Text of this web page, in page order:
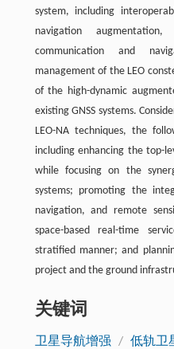
system, including
navigation
communication and
management of the LEO
of the high-dynamic
existing GNSS systems.
LEO-NA techniques, the
including enhancing the top-
while focusing on the
systems; promoting the
navigation, and remote
space-based real-time
stratified manner; and
project and the ground
关键词
卫星导航增强 / 低轨卫